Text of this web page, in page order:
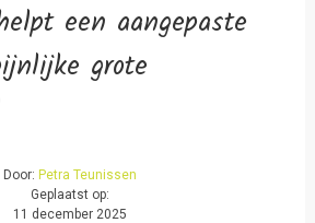
een aangepaste
grote
Door: Petra Teunissen
Geplaatst op:
11 december 2025